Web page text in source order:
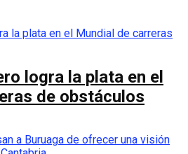
logra la plata en el
de obstáculos